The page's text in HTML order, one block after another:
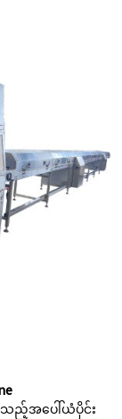
ားသည့်အပေါ်ယံပိုင်း